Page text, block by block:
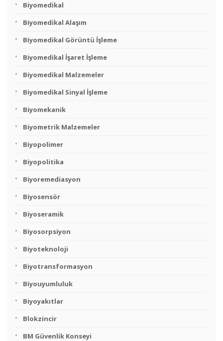
Biyomedikal
Biyomedikal Alaşım
Biyomedikal Görüntü İşleme
Biyomedikal İşaret İşleme
Biyomedikal Malzemeler
Biyomedikal Sinyal İşleme
Biyomekanik
Biyometrik Malzemeler
Biyopolimer
Biyopolitika
Biyoremediasyon
Biyosensör
Biyoseramik
Biyosorpsiyon
Biyoteknoloji
Biyotransformasyon
Biyouyumluluk
Biyoyakıtlar
Blokzincir
BM Güvenlik Konseyi